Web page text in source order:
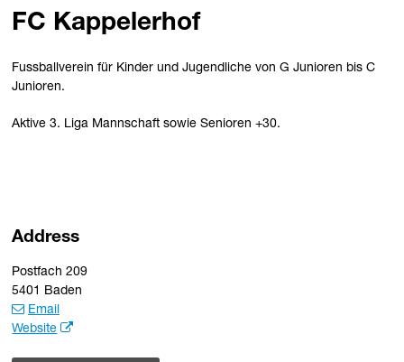
FC Kappelerhof
Fussballverein für Kinder und Jugendliche von G Junioren bis C
Junioren.
Aktive 3. Liga Mannschaft sowie Senioren +30.
Address
Postfach 209
5401 Baden
Email
Website